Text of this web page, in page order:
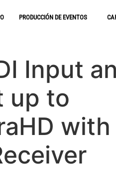
PRODUCCIÓN DE EVENTOS
Input
up to
with